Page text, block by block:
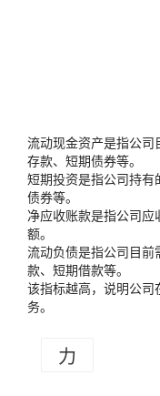
流动现金资产是指公
存款、短期债券等。
短期投资是指公司持有
债券等。
净应收账款是指公司
额。
流动负债是指公司目
款、短期借款等。
该指标越高，说明公
务。
力